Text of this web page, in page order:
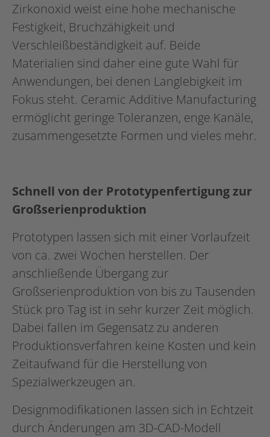
Zirkonoxid weist eine hohe mechanische
Festigkeit, Bruchzähigkeit und
Verschleißbeständigkeit auf. Beide
Materialien sind daher eine gute Wahl für
Anwendungen, bei denen Langlebigkeit im
Fokus steht. Ceramic Additive Manufacturing
ermöglicht geringe Toleranzen, enge Kanäle,
zusammengesetzte Formen und vieles mehr.
Schnell von der Prototypenfertigung zur
Großserienproduktion
Prototypen lassen sich mit einer Vorlaufzeit
von ca. zwei Wochen herstellen. Der
anschließende Übergang zur
Großserienproduktion von bis zu Tausenden
Stück pro Tag ist in sehr kurzer Zeit möglich.
Dabei fallen im Gegensatz zu anderen
Produktionsverfahren keine Kosten und kein
Zeitaufwand für die Herstellung von
Spezialwerkzeugen an.
Designmodifikationen lassen sich in Echtzeit
durch Änderungen am 3D-CAD-Modell